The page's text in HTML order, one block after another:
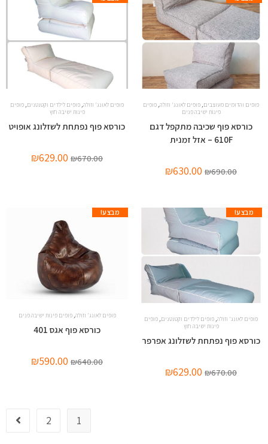
פופים והדומים מעוצבים, פופים לאונג' וזולה, פופים
פינות ישיבה פנים
כורסא פוף שכיבה מתקפל דגם
610F – אזל זמנית
₪690.00
₪630.00
פופים לאונג' וזולה, פופים לילדים וקטנטנים, פופים
פינות ישיבה חוץ
כורסא פוף נפתחת לשזלונג אופויט
₪670.00
₪629.00
מבצע!
פופים לאונג' וזולה פופים לילדים וקטנטנים פופים
פינות ישיבה חוץ
כורסא פוף נפתחת לשזלונג אפרפר
₪670.00
₪629.00
מבצע!
פופים לאונג' וזולה,פופים פינות ישיבה פנים
כורסא פוף אגס 401
₪640.00
₪590.00
1
2